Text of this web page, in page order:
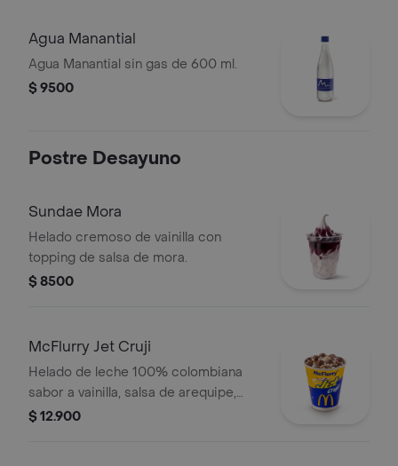
Agua Manantial
Agua Manantial sin gas de 600 ml.
$ 9500
Postre Desayuno
Sundae Mora
Helado cremoso de vainilla con
topping de salsa de mora.
$ 8500
McFlurry Jet Cruji
Helado de leche 100% colombiana
sabor a vainilla, salsa de arequipe,
arroz inflado y medias lunas de
$ 12.900